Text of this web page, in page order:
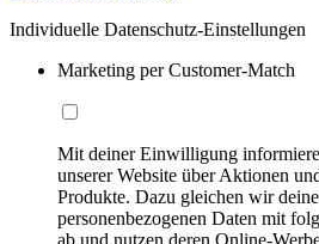
Individuelle Datenschutz-Einstellungen
Marketing per Customer-Match
Mit deiner Einwilligung
unserer Website über Aktionen
Produkte. Dazu gleichen wir
personenbezogenen Daten mit
ab und nutzen deren Online-